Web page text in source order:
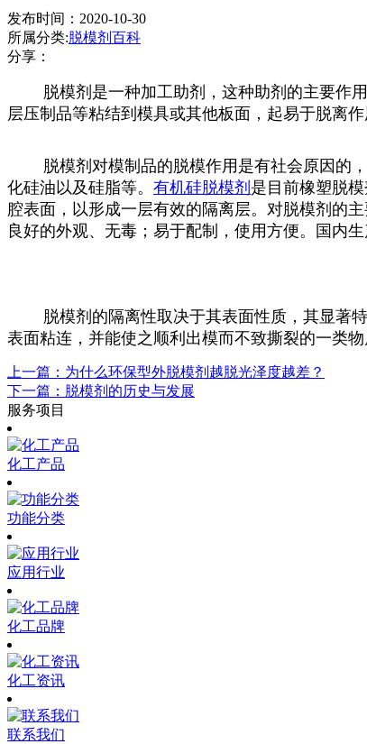
发布时间：2020-10-30
所属分类:脱模剂百科
分享：
脱模剂是一种加工助剂，这种助剂的主要作用
层压制品等粘结到模具或其他板面，起易于脱离作
脱模剂对模制品的脱模作用是有社会原因的，
化硅油以及硅脂等。 有机硅脱模剂 是目前橡塑脱
腔表面，以形成一层有效的隔离层。对脱模剂的
良好的外观、无毒；易于配制，使用方便。国内
脱模剂的隔离性取决于其表面性质，其显著特
表面粘连，并能使之顺利出模而不致撕裂的一类
上一篇：为什么环保型外脱模剂越脱光泽度越差？
下一篇：脱模剂的历史与发展
服务项目
化工产品
功能分类
应用行业
化工品牌
化工资讯
联系我们